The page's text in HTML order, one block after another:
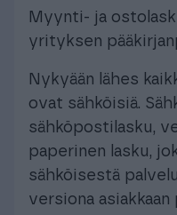
Myynti- ja
yrityksen
Nykyään lähes
ovat sähköisiä.
sähköpostilasku,
paperinen lasku,
sähköisestä
versiona